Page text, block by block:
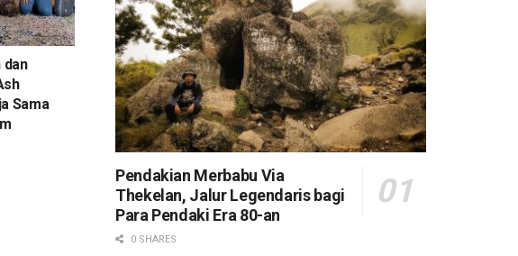
dan
Sama
Pendakian Merbabu Via
Thekelan, Jalur Legendaris bagi
Para Pendaki Era 80-an
0 SHARES